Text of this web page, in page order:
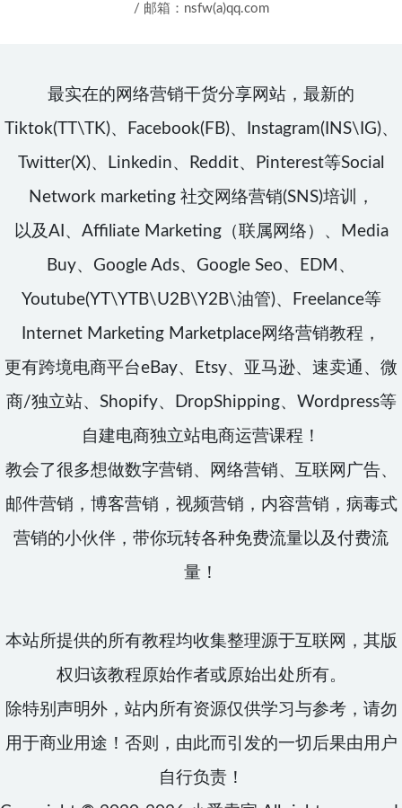
/ 邮箱：nsfw(a)qq.com
最实在的网络营销干货分享网站，最新的
Tiktok(TT\TK)、Facebook(FB)、Instagram(INS\IG)、
Twitter(X)、Linkedin、Reddit、Pinterest等Social
Network marketing 社交网络营销(SNS)培训，
以及AI、Affiliate Marketing（联属网络）、Media
Buy、Google Ads、Google Seo、EDM、
Youtube(YT\YTB\U2B\Y2B\油管)、Freelance等
Internet Marketing Marketplace网络营销教程，
更有跨境电商平台eBay、Etsy、亚马逊、速卖通、微
商/独立站、Shopify、DropShipping、Wordpress等
自建电商独立站电商运营课程！
教会了很多想做数字营销、网络营销、互联网广告、
邮件营销，博客营销，视频营销，内容营销，病毒式
营销的小伙伴，带你玩转各种免费流量以及付费流
量！
本站所提供的所有教程均收集整理源于互联网，其版
权归该教程原始作者或原始出处所有。
除特别声明外，站内所有资源仅供学习与参考，请勿
用于商业用途！否则，由此而引发的一切后果由用户
自行负责！